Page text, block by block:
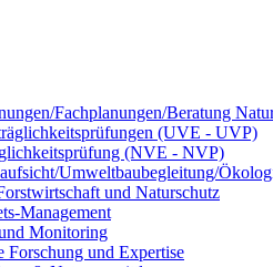
Fachplanungen/Beratung
(UVE - UVP)
(NVE - NVP)
Umweltbaubegleitung/
und Naturschutz
Management
Monitoring
Forschung und Expertise